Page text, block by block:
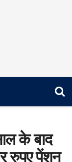
के बाद
रुपए पेंशन